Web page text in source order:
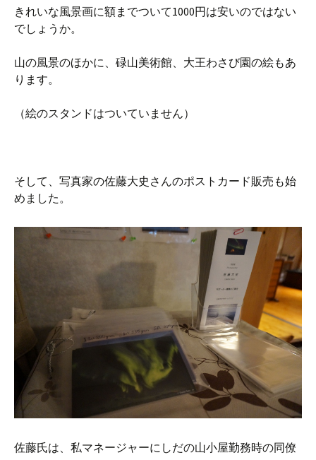
きれいな風景画に額までついて1000円は安いのではない
でしょうか。
山の風景のほかに、碌山美術館、大王わさび園の絵もあ
ります。
（絵のスタンドはついていません）
そして、写真家の佐藤大史さんのポストカード販売も始
めました。
佐藤氏は、私マネージャーにしだの山小屋勤務時の同僚